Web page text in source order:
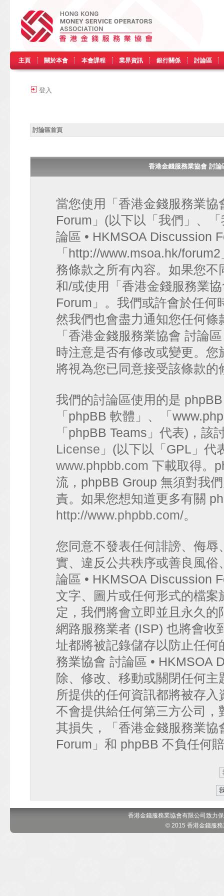
主頁 關於本會 本會課程 業界資訊 銀行關係 討論區
登入
討論區首頁
香港金錢服務業協會 討
當您使用「香港金錢服務業
Forum」(以下以「我們」、
論區 • HKMSOA Discussion
「http://www.msoa.hk/
務條款之所有內容。如果您
和/或使用「香港金錢服務業
Forum」。我們或許會於任何
然我們也會盡力通知您任何
「香港金錢服務業協會 討論
時注意是否有修改或變更。
將視為您已同意接受該條款的
我們的討論區使用的是
「phpBB 軟體」、「
「phpBB Teams」代表)，該
License 」(以下以「GPL」代
www.phpbb.com 下載取得。
流，phpBB Group 無須對我
責。如果您想知道更多有關
http://www.phpbb.com/。
您同意不發表任何誹謗、侮
實、違反公共秩序或善良風
論區 • HKMSOA Discussion
文字、圖片或任何形式的檔
定，我們將會立即並且永久
網路服務業者 (ISP) 也將會收
址都將被記錄儲存以防止任
務業協會 討論區 • HKMSOA
除、修改、移動或關閉任何
所提供的任何資訊都將被存
不會提供給任何第三方公司
其損失，「香港金錢服務業
Forum」和 phpBB 不負任何
香港金錢服務業協會有限公司致力
© 2015 香港金錢服